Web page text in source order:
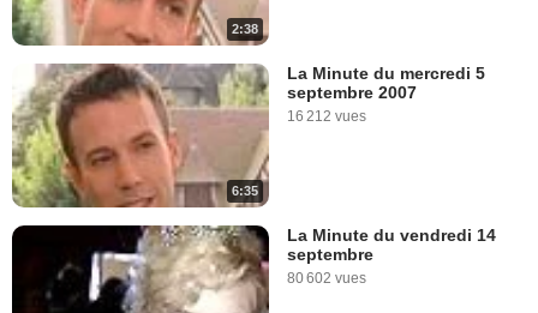
2:38
6:35
La Minute du mercredi 5
septembre 2007
16 212 vues
La Minute du vendredi 14
septembre
80 602 vues